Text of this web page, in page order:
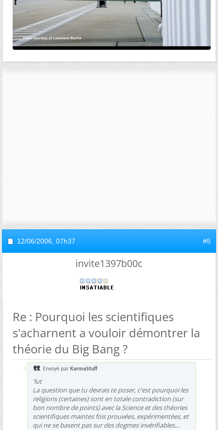
12/06/2006, 07h37 #5
invite1397b00c
Re : Pourquoi les scientifiques
s'acharnent a vouloir démontrer la
théorie du Big Bang ?
Envoyé par KarmaStuff
'lut
La question que tu devrais te poser, c'est pourquoi les
religions (certaines) sont en totale contradiction (sur
bon nombre de points) avec la Science et des théories
scientifiques maintes fois prouvées, expérimentées, et
qui ne se basent pas sur des dogmes invérifiables...